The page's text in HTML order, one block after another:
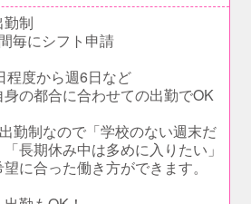
勤制
毎にシフト申請
程度から週6日など
の都合に合わせての出勤でOK
勤制なので「学校のない週末だ
長期休み中は多めに入りたい」
に合った働き方ができます。